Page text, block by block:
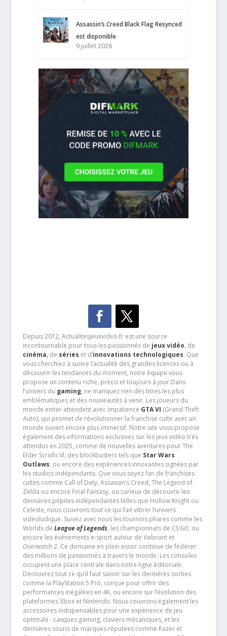
Assassin’s Creed Black Flag Resynced
est disponible
9 juillet 2026
Depuis 2012, Actualitesjeuxvideo.fr est une source
incontournable pour tous les passionnés de jeux vidéo, de
cinéma,de séries et d’innovations technologiques. Que
vous cherchiez à suivre l’actualité des grandes licences ou à
découvrir les tendances du moment, notre équipe vous
propose un contenu riche, précis et toujours à jour.Dans
l’univers du gaming, ne manquez rien des titres les plus
emblématiques et des nouveautés à venir. Les joueurs du
monde entier attendent avec impatience GTA VI (Grand Theft
Auto), qui promet de révolutionner la franchise culte avec un
monde ouvert encore plus immersif. Notre site vous propose
également des informations exclusives sur les jeux vidéo très
attendus en 2025, comme de nouvelles aventures pour The
Elder Scrolls VI, des blockbusters tels que Star Wars
Outlaws, ou encore des expériences innovantes signées par
les studios indépendants. Que vous soyez fan de franchises
cultes comme Call of Duty, Assassin’s Creed, The Legend of
Zelda ou encore Final Fantasy, ou curieux de découvrir les
dernières pépites indépendantes telles que Hollow Knight ou
Celeste, nous couvrons tout ce qui fait vibrer l’univers
vidéoludique. Suivez avec nous les tournois phares comme les
Worlds de League of Legends, les championnats de CS:GO, ou
encore les événements e-sport autour de Valorantet
Overwatch 2. Ce domaine en plein essor continue de fédérer
des millions de passionnés à travers le monde. Les consoles
occupent une place centrale dans notre ligne éditoriale.
Découvrez tout ce qu’il faut savoir sur les dernières sorties
comme la PlayStation 5 Pro, conçue pour offrir des
performances inégalées en 4K, ou encore sur l’évolution des
plateformes Xbox et Nintendo. Nous couvrons également les
accessoires indispensables pour une expérience de jeu
optimale : casques gaming, claviers mécaniques, et les
dernières souris de marques réputées comme Razer et